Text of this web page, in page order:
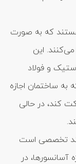
هستند که به صورت
این
و فولاد
ساختمان اجازه
کند، در حالی
تخصصی است
آسانسورها، در